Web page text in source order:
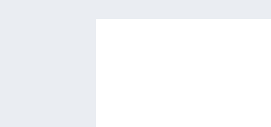
ワンピース原作者・尾田栄一郎が描いた
【悲報】 有吉、一般人に「ド正論」を叩
義父「事故を起こす前に免許を返そうと
派遣「勤務態度悪いので一旦シフト未定
私「ちょっと、人の家の金庫触らないで
たから、開けてみようとしただけ☆』義兄